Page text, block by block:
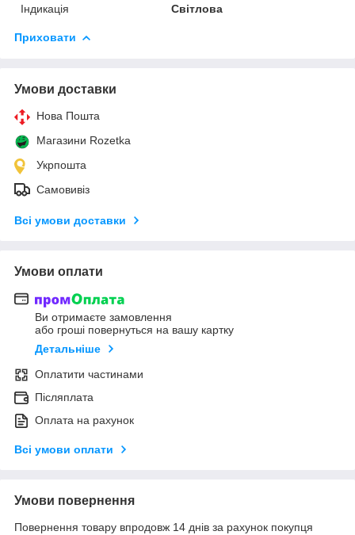
Індикація
Світлова
Приховати
Умови доставки
Нова Пошта
Магазини Rozetka
Укрпошта
Самовивіз
Всі умови доставки
Умови оплати
Ви отримаєте замовлення
або гроші повернуться на вашу картку
Детальніше
Оплатити частинами
Післяплата
Оплата на рахунок
Всі умови оплати
Умови повернення
Повернення товару впродовж 14 днів за рахунок покупця